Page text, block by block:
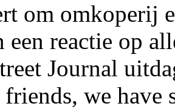
om omkoperij
een reactie op
Journal
friends, we